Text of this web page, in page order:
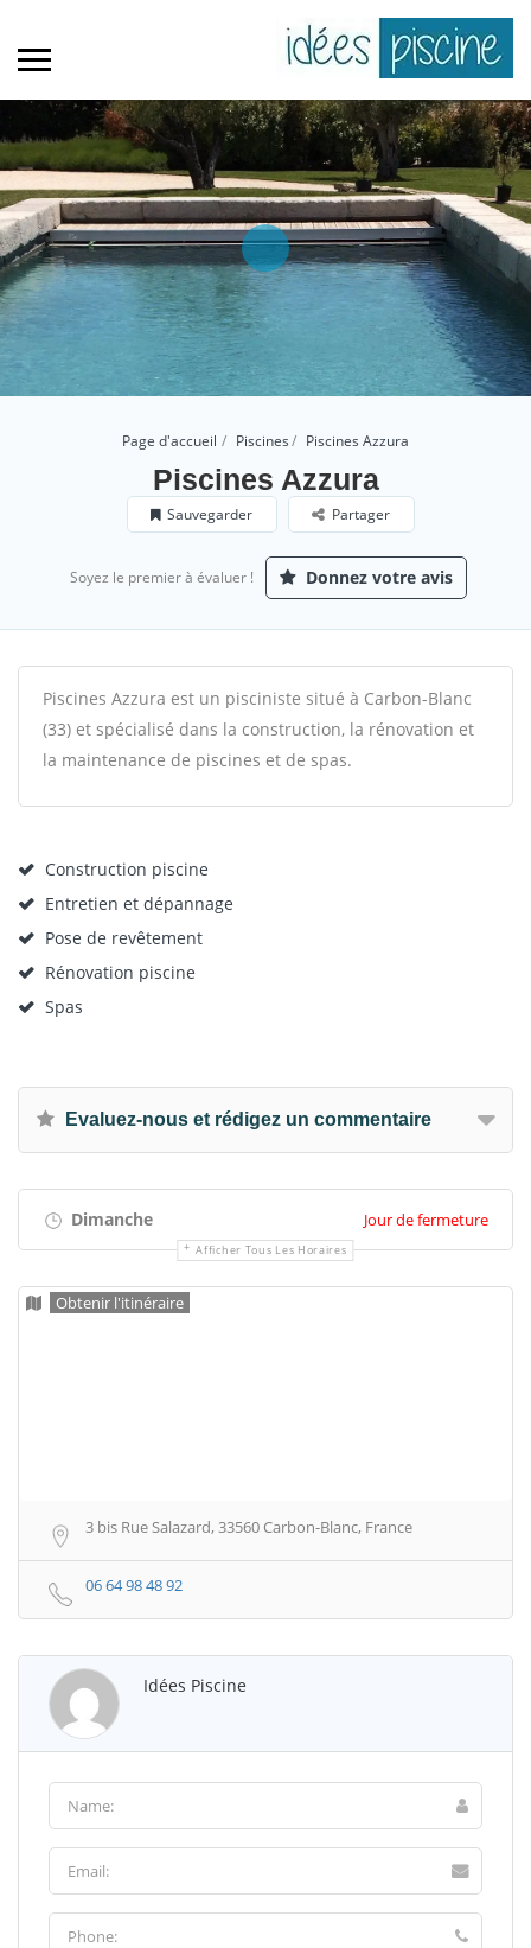
Page d'accueil Piscines Piscines Azzura
Piscines Azzura
Sauvegarder Partager
Soyez le premier à évaluer ! Donnez votre avis
Piscines Azzura est un pisciniste situé à Carbon-Blanc
(33) et spécialisé dans la construction, la rénovation et
la maintenance de piscines et de spas.
Construction piscine
Entretien et dépannage
Pose de revêtement
Rénovation piscine
Spas
Evaluez-nous et rédigez un commentaire
Dimanche Jour de fermeture
Afficher Tous Les Horaires
Obtenir l'itinéraire
3 bis Rue Salazard, 33560 Carbon-Blanc, France
06 64 98 48 92
Idées Piscine